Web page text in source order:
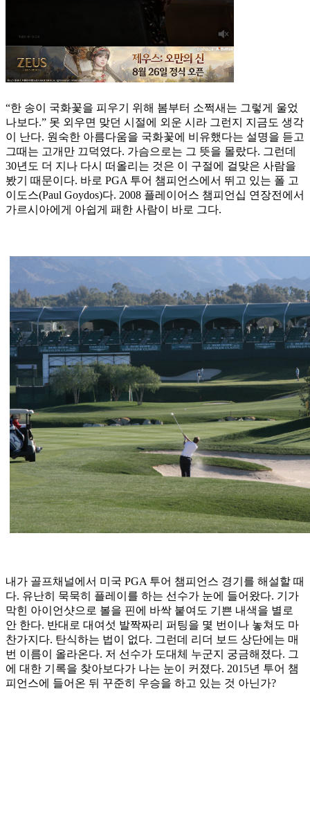
“한 송이 국화꽃을 피우기 위해 봄부터 소쩍새는 그렇게 울었
나보다.” 못 외우면 맞던 시절에 외운 시라 그런지 지금도 생각
이 난다. 원숙한 아름다움을 국화꽃에 비유했다는 설명을 듣고
그때는 고개만 끄덕였다. 가슴으로는 그 뜻을 몰랐다. 그런데
30년도 더 지나 다시 떠올리는 것은 이 구절에 걸맞은 사람을
봤기 때문이다. 바로 PGA 투어 챔피언스에서 뛰고 있는 폴 고
이도스(Paul Goydos)다. 2008 플레이어스 챔피언십 연장전에서
가르시아에게 아쉽게 패한 사람이 바로 그다.
내가 골프채널에서 미국 PGA 투어 챔피언스 경기를 해설할 때
다. 유난히 묵묵히 플레이를 하는 선수가 눈에 들어왔다. 기가
막힌 아이언샷으로 볼을 핀에 바싹 붙여도 기쁜 내색을 별로
안 한다. 반대로 대여섯 발짝짜리 퍼팅을 몇 번이나 놓쳐도 마
찬가지다. 탄식하는 법이 없다. 그런데 리더 보드 상단에는 매
번 이름이 올라온다. 저 선수가 도대체 누군지 궁금해졌다. 그
에 대한 기록을 찾아보다가 나는 눈이 커졌다. 2015년 투어 챔
피언스에 들어온 뒤 꾸준히 우승을 하고 있는 것 아닌가?